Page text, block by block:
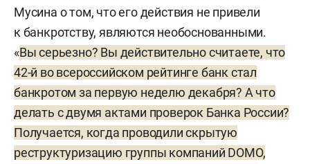
Мусина о том, что его действия не привели
к банкротству, являются необоснованными.
«Вы серьезно? Вы действительно считаете, что
42-й во всероссийском рейтинге банк стал
банкротом за первую неделю декабря? А что
делать с двумя актами проверок Банка России?
Получается, когда проводили скрытую
реструктуризацию группы компаний DOMO,